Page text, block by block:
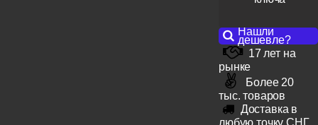
Нашли
дешевле?
17 лет на
рынке
Более 20
тыс. товаров
Доставка в